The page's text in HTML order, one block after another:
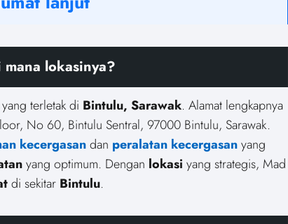
lokasinya?
yang terletak di Bintulu, Sarawak. Alamat lengkapnya
No 60, Bintulu Sentral, 97000 Bintulu, Sarawak.
kecergasandan peralatan kecergasanyang
yang optimum. Dengan lokasi yang strategis, Mad
di sekitar Bintulu.